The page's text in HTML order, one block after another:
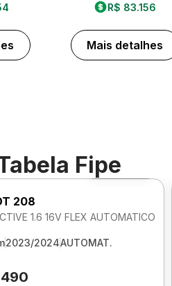
R$ 83.156
Mais detalhes
FipeFoto 360º
208
1.6 16V FLEX AUTOMATICO
2023/2024AUTOMAT.